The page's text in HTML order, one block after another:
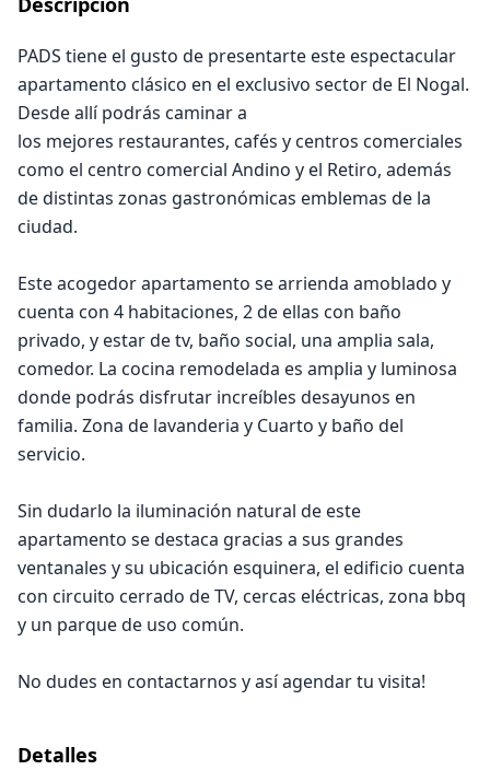
PADS tiene el gusto de presentarte este espectacular
apartamento clásico en el exclusivo sector de El Nogal.
Desde allí podrás caminar a
los mejores restaurantes, cafés y centros comerciales
como el centro comercial Andino y el Retiro, además
de distintas zonas gastronómicas emblemas de la
ciudad.
Este acogedor apartamento se arrienda amoblado y
cuenta con 4 habitaciones, 2 de ellas con baño
privado, y estar de tv, baño social, una amplia sala,
comedor. La cocina remodelada es amplia y luminosa
donde podrás disfrutar increíbles desayunos en
familia. Zona de lavanderia y Cuarto y baño del
servicio.
Sin dudarlo la iluminación natural de este
apartamento se destaca gracias a sus grandes
ventanales y su ubicación esquinera, el edificio cuenta
con circuito cerrado de TV, cercas eléctricas, zona bbq
y un parque de uso común.
No dudes en contactarnos y así agendar tu visita!
Detalles